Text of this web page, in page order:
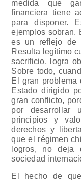
medida que
financiera tiene
para disponer.
ejemplos sobran.
es un reflejo de
Resulta legítimo
sacrificio, logra
Sobre todo,
El gran
Estado dirigido
gran conflicto,
por desarrollar
principios y
derechos y
que el régimen
logros, no
sociedad
El hecho de